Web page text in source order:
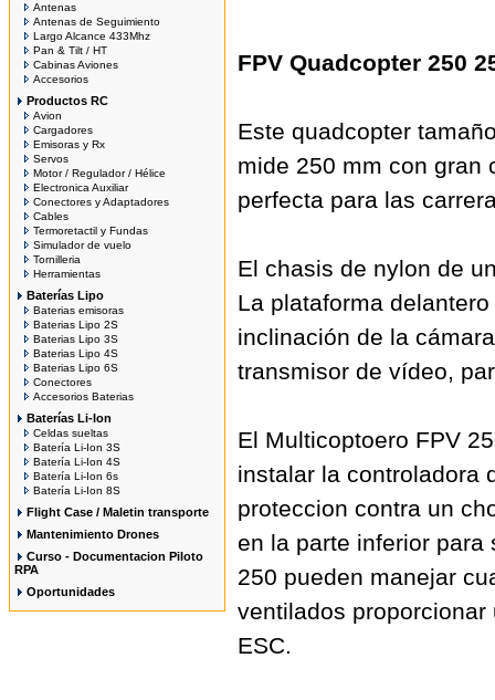
Antenas
Antenas de Seguimiento
Largo Alcance 433Mhz
Pan & Tilt / HT
Cabinas Aviones
Accesorios
Productos RC
Avion
Cargadores
Emisoras y Rx
Servos
Motor / Regulador / Hélice
Electronica Auxiliar
Conectores y Adaptadores
Cables
Termoretactil y Fundas
Simulador de vuelo
Tornilleria
Herramientas
Baterías Lipo
Baterias emisoras
Baterias Lipo 2S
Baterias Lipo 3S
Baterias Lipo 4S
Baterias Lipo 6S
Conectores
Accesorios Baterias
Baterías Li-Ion
Celdas sueltas
Batería Li-Ion 3S
Batería Li-Ion 4S
Batería Li-Ion 6s
Batería Li-Ion 8S
Flight Case / Maletin transporte
Mantenimiento Drones
Curso - Documentacion Piloto
RPA
Oportunidades
FPV Quadcopter 250
Este quadcopter
mide 250 mm con gran
perfecta para las
El chasis de nylon de
La plataforma
inclinación de la
transmisor de vídeo,
El Multicoptoero FPV
instalar la controladora
proteccion contra un
en la parte inferior
250 pueden manejar
ventilados
ESC.